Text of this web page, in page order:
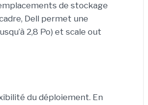
de stockage
Dell permet une
2,8 Po) et scale out
du déploiement. En